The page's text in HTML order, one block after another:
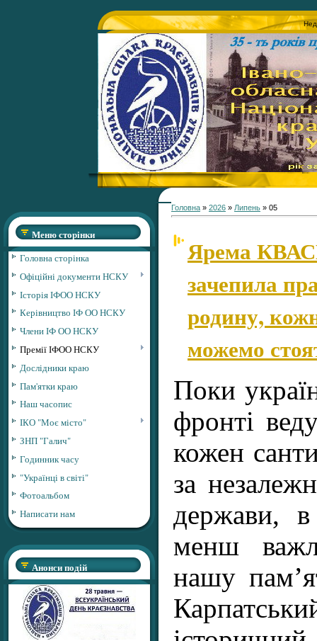
Меню сторінки
Головна сторінка
Офіційні документи НСКУ
Історія ІФОО НСКУ
Керівництво ІФ ОО НСКУ
Члени ІФ ОО НСКУ
Премії ІФОО НСКУ
Дослідники краю
Пам'ятки краю
Наш часопис
ІКО "Моє місто"
ЗНП "Галич"
Годинник часу
"Українці в світі"
Фотоальбом
Написати нам
Анонси подій
Головна » 2026 » Липень » 05
Ярема
зачепила
родину,
можемо
Поки
фронті
кожен
за
держави,
менш
нашу